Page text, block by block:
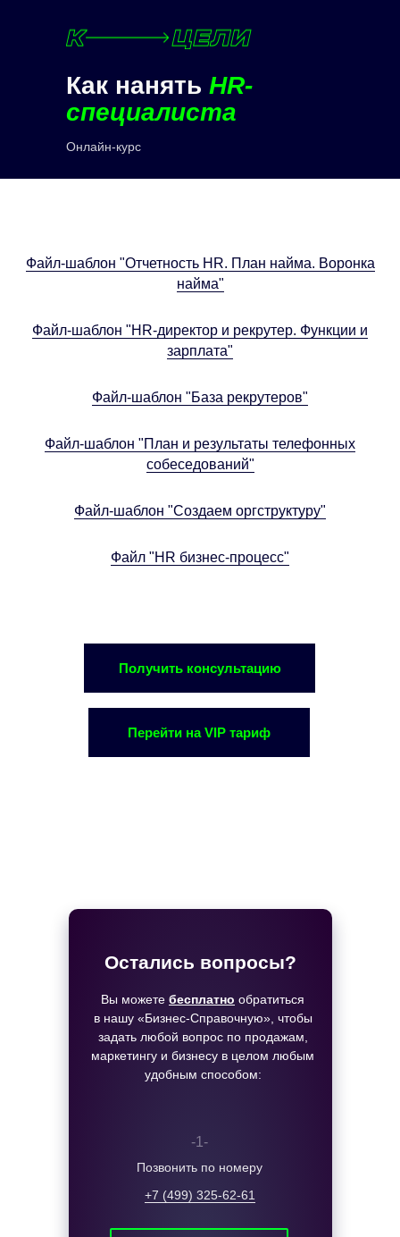
Как нанять HR-
специалиста
Онлайн-курс
Файл-шаблон "Отчетность HR. План найма. Воронка
найма"
Файл-шаблон "HR-директор и рекрутер. Функции и
зарплата"
Файл-шаблон "База рекрутеров"
Файл-шаблон "План и результаты телефонных
собеседований"
Файл-шаблон "Создаем оргструктуру"
Файл "HR бизнес-процесс"
Получить консультацию
Перейти на VIP тариф
Остались вопросы?
Вы можете бесплатно обратиться
в нашу «Бизнес-Справочную», чтобы
задать любой вопрос по продажам,
маркетингу и бизнесу в целом любым
удобным способом:
Позвонить по номеру
+7 (499) 325-62-61
-1-